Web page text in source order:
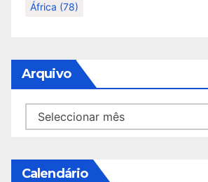
África (78)
Arquivo
Arquivo
Calendário